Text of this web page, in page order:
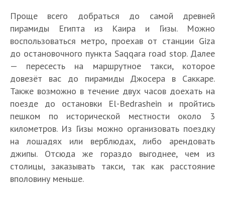
Проще всего добраться до самой древней
пирамиды Египта из Каира и Гизы. Можно
воспользоваться метро, проехав от станции Giza
до остановочного пункта Saqqara road stop. Далее
— пересесть на маршрутное такси, которое
довезёт вас до пирамиды Джосера в Саккаре.
Также возможно в течение двух часов доехать на
поезде до остановки El-Bedrashein и пройтись
пешком по исторической местности около 3
километров. Из Гизы можно организовать поездку
на лошадях или верблюдах, либо арендовать
джипы. Отсюда же гораздо выгоднее, чем из
столицы, заказывать такси, так как расстояние
вполовину меньше.